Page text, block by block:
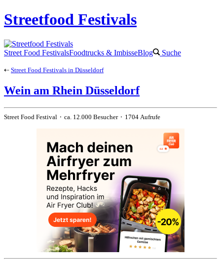
Streetfood Festivals
Street Food FestivalsFoodtrucks & ImbisseBlog Suche
⇠ Street Food Festivals in Düsseldorf
Wein am Rhein Düsseldorf
Street Food Festival ⬝ ca. 12.000 Besucher ⬝ 1704 Aufrufe